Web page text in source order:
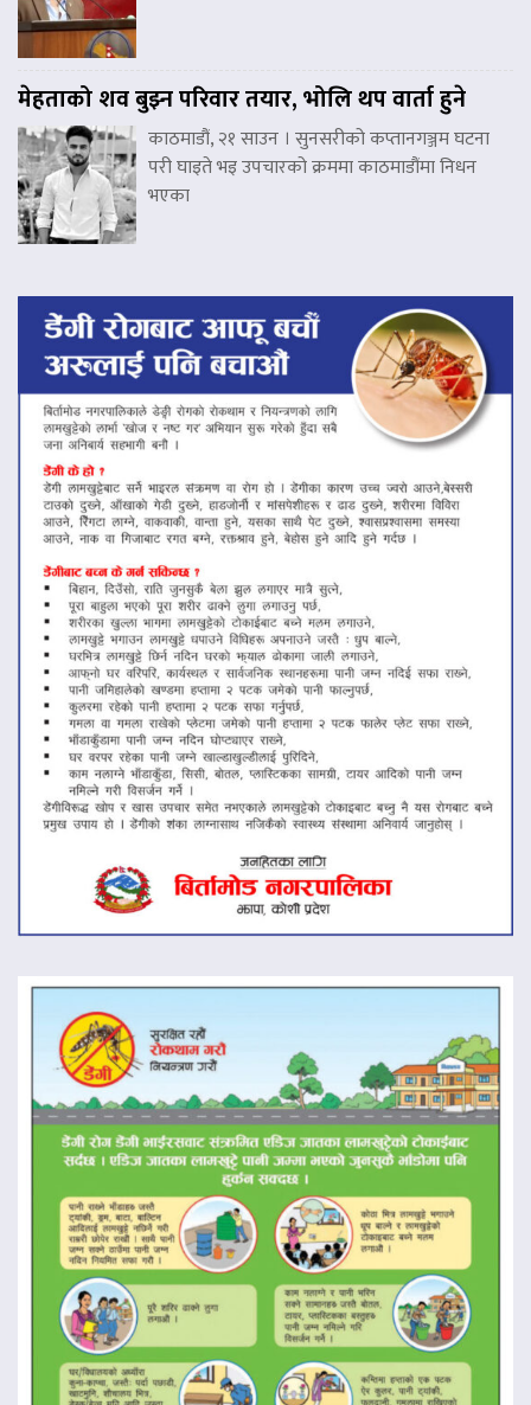
मेहताको शव बुझ्न परिवार तयार, भोलि थप वार्ता हुने
काठमाडौं, २१ साउन । सुनसरीको कप्तानगञ्जम घटना
परी घाइते भइ उपचारको क्रममा काठमाडौंमा निधन
भएका